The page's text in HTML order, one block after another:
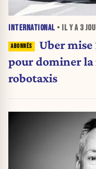
INTERNATIONAL • IL Y A 3
Uber
pour dominer
robotaxis